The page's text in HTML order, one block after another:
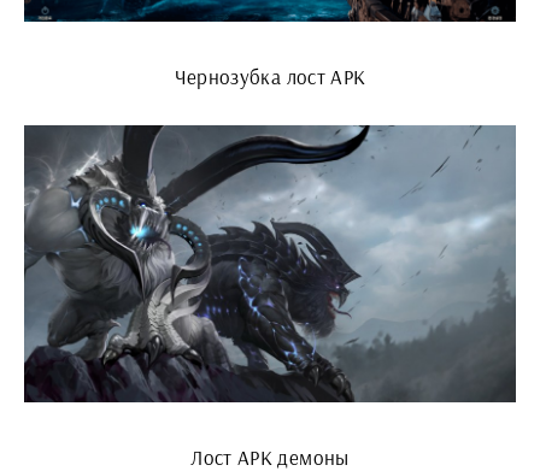
Чернозубка лост АРК
Лост АРК демоны